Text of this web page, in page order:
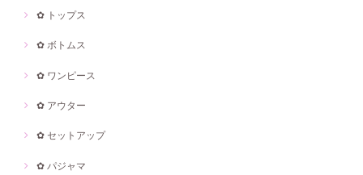
✿ トップス
✿ ボトムス
✿ ワンピース
✿ アウター
✿ セットアップ
✿ パジャマ